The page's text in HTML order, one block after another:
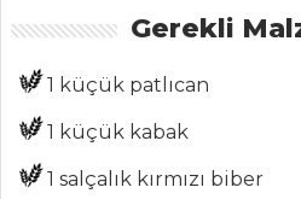
Haber
ŞEFİN TARİFLERİ
MENÜLER
Gerekli
1 küçük patlıcan
1 küçük kabak
1 salçalık kırmızı biber